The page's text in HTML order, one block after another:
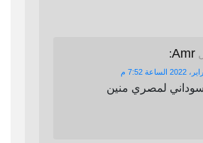
Amr
:
لمصري منين